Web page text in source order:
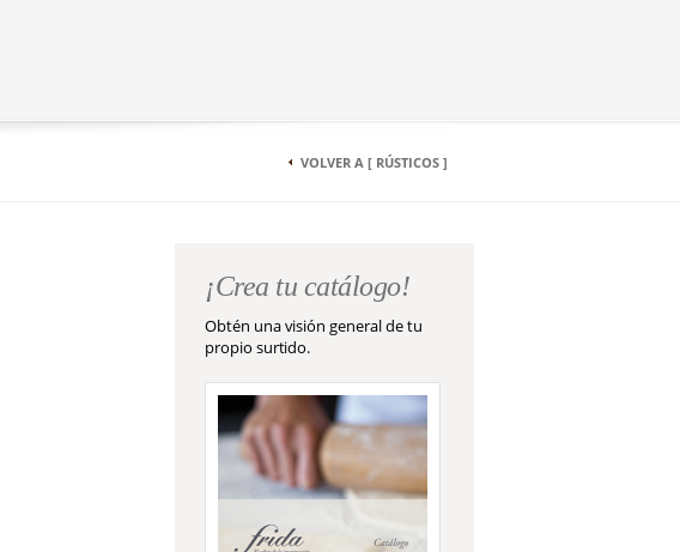
VOLVER A [ RÚSTICOS ]
¡Crea tu catálogo!
Obtén una visión general de tu
propio surtido.